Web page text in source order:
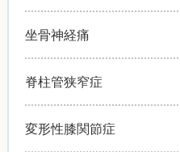
坐骨神経痛
脊柱管狭窄症
変形性膝関節症